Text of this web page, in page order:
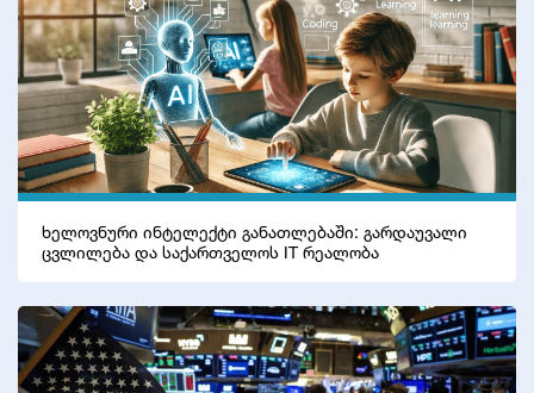
ხელოვნური ინტელექტი განათლებაში: გარდაუვალი
ცვლილება და საქართველოს IT რეალობა